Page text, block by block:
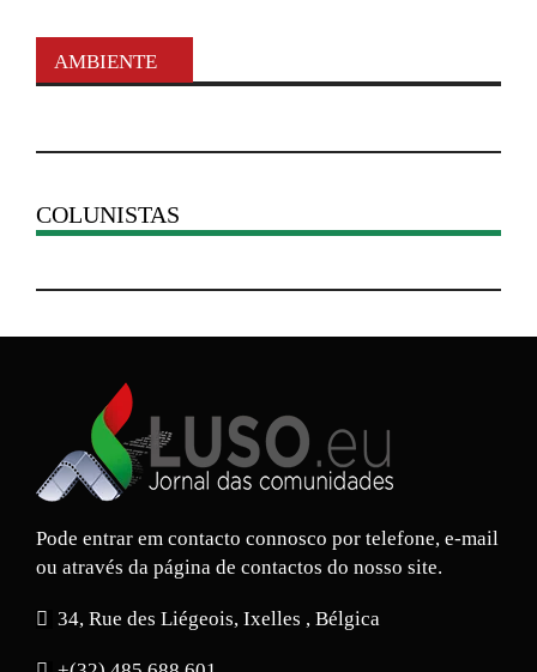
AMBIENTE
COLUNISTAS
Pode entrar em contacto connosco por telefone, e-mail
ou através da página de contactos do nosso site.
34, Rue des Liégeois, Ixelles , Bélgica